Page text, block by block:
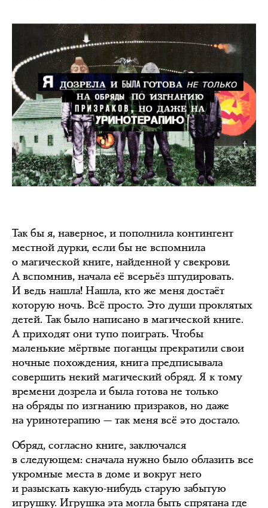
Так бы я, наверное, и пополнила контингент
местной дурки, если бы не вспомнила
о магической книге, найденной у свекрови.
А вспомнив, начала её всерьёз штудировать.
И ведь нашла! Нашла, кто же меня достаёт
которую ночь. Всё просто. Это души проклятых
детей. Так было написано в магической книге.
А приходят они тупо поиграть. Чтобы
маленькие мёртвые поганцы прекратили свои
ночные похождения, книга предписывала
совершить некий магический обряд. Я к тому
времени дозрела и была готова не только
на обряды по изгнанию призраков, но даже
на уринотерапию — так меня всё это достало.
Обряд, согласно книге, заключался
в следующем: сначала нужно было облазить все
укромные места в доме и вокруг него
и разыскать какую-нибудь старую забытую
игрушку. Игрушка эта могла быть спрятана где